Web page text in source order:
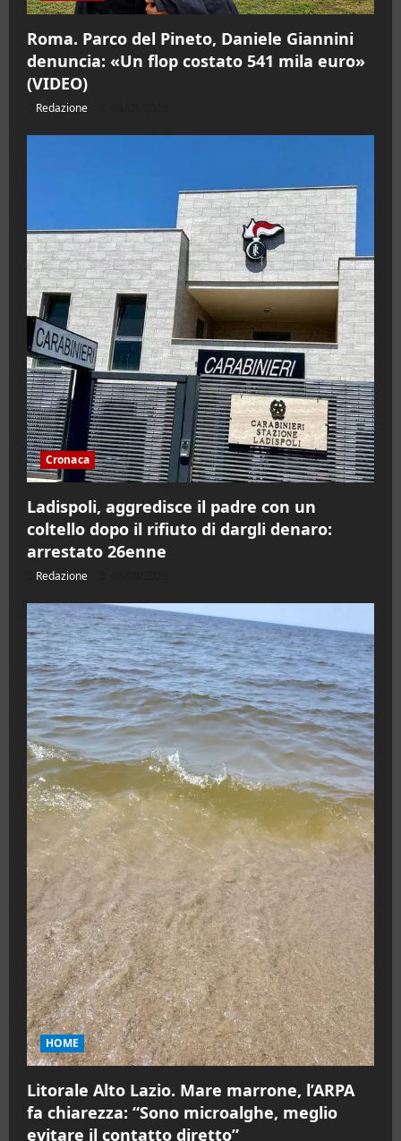
Roma. Parco del Pineto, Daniele Giannini
denuncia: «Un flop costato 541 mila euro»
(VIDEO)
Redazione
Cronaca
Ladispoli, aggredisce il padre con un
coltello dopo il rifiuto di dargli denaro:
arrestato 26enne
Redazione
HOME
Litorale Alto Lazio. Mare marrone, l’ARPA
fa chiarezza: “Sono microalghe, meglio
evitare il contatto diretto”